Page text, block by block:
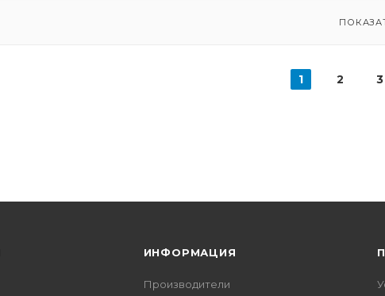
1 2 3
ИНФОРМАЦИЯ
Производители